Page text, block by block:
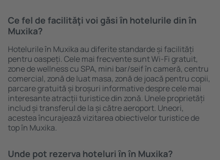
Ce fel de facilităţi voi găsi ȋn hotelurile din în
Muxika?
Hotelurile în Muxika au diferite standarde și facilități
pentru oaspeți. Cele mai frecvente sunt Wi-Fi gratuit,
zone de wellness cu SPA, mini bar/seif în cameră, centru
comercial, zonă de luat masa, zonă de joacă pentru copii,
parcare gratuită și broșuri informative despre cele mai
interesante atracții turistice din zonă. Unele proprietăți
includ și transferul de la și către aeroport. Uneori,
acestea încurajează vizitarea obiectivelor turistice de
top în Muxika.
Unde pot rezerva hoteluri ȋn în Muxika?